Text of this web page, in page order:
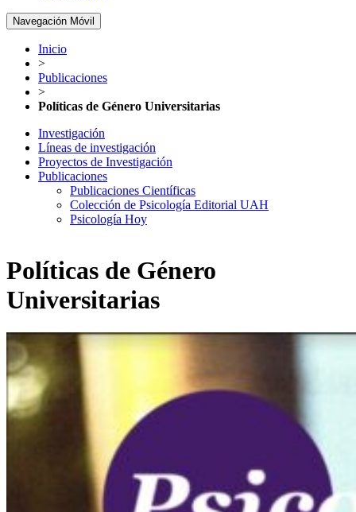
Navegación Móvil
Inicio
>
Publicaciones
>
Políticas de Género Universitarias
Investigación
Líneas de investigación
Proyectos de Investigación
Publicaciones
Publicaciones Científicas
Colección de Psicología Editorial UAH
Psicología Hoy
Políticas de Género
Universitarias